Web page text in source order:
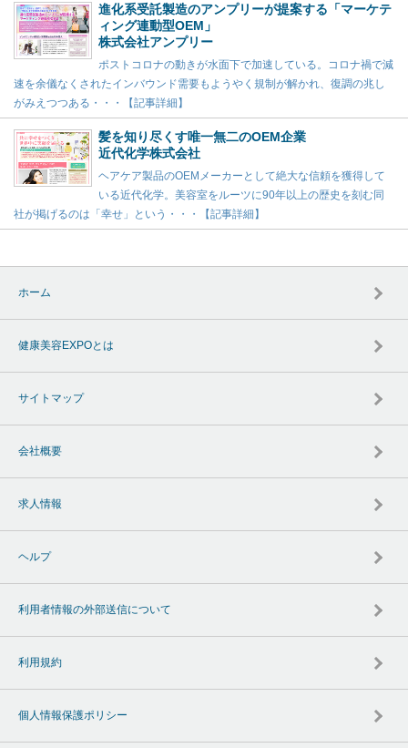
進化系受託製造のアンプリーが提案する「マーケテ
ィング連動型OEM」
株式会社アンプリー
ポストコロナの動きが水面下で加速している。コロナ禍で減
速を余儀なくされたインバウンド需要もようやく規制が解かれ、復調の兆し
がみえつつある・・・【記事詳細】
髪を知り尽くす唯一無二のOEM企業
近代化学株式会社
ヘアケア製品のOEMメーカーとして絶大な信頼を獲得して
いる近代化学。美容室をルーツに90年以上の歴史を刻む同
社が掲げるのは「幸せ」という・・・【記事詳細】
ホーム
健康美容EXPOとは
サイトマップ
会社概要
求人情報
ヘルプ
利用者情報の外部送信について
利用規約
個人情報保護ポリシー